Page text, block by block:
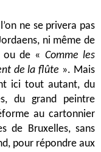
ne se privera pas
ni même de
ou de « Comme les
de la flûte ». Mais
ici tout autant, du
du grand peintre
au cartonnier
de Bruxelles, sans
pour répondre aux